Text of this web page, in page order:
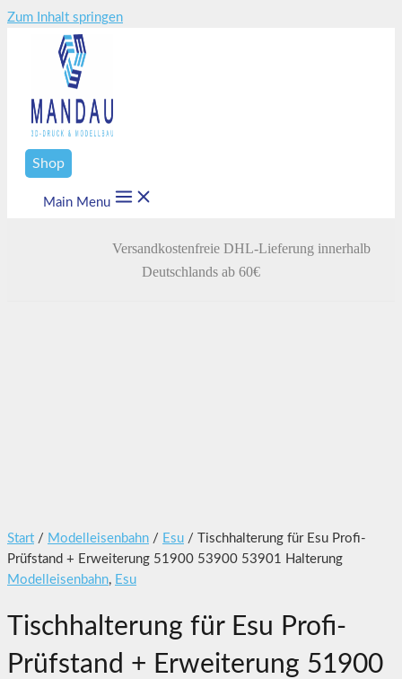
Zum Inhalt springen
Shop
Main Menu
Versandkostenfreie DHL-Lieferung innerhalb
Deutschlands ab 60€
Start / Modelleisenbahn / Esu / Tischhalterung für Esu Profi-
Prüfstand + Erweiterung 51900 53900 53901 Halterung
Modelleisenbahn, Esu
Tischhalterung für Esu Profi-
Prüfstand + Erweiterung 51900